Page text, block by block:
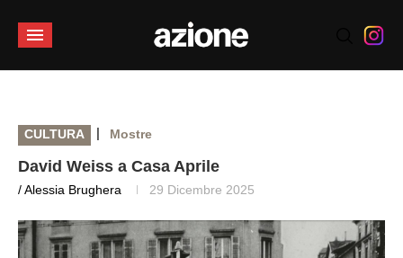
CULTURA | Mostre
David Weiss a Casa Aprile
/ Alessia Brughera 29 Dicembre 2025